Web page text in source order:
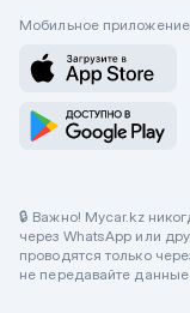
Мобильное приложение
🔒 Важно! Mycar.kz
через WhatsApp или
проводятся только
не передавайте